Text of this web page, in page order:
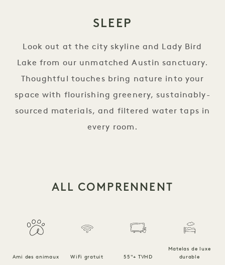
SLEEP
Look out at the city skyline and Lady Bird
Lake from our unmatched Austin sanctuary.
Thoughtful touches bring nature into your
space with flourishing greenery, sustainably-
sourced materials, and filtered water taps in
every room.
ALL COMPRENNENT
Ami des animaux WiFi gratuit 55"+ TVHD
Matelas de luxe
durable